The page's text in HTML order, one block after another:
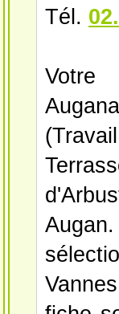
Tél.
Votre